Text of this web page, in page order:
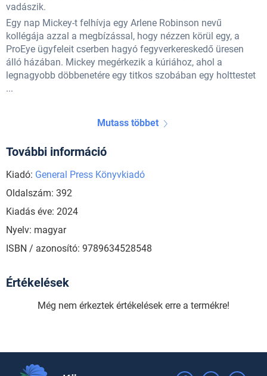
vadászik.
Egy nap Mickey-t felhívja egy Arlene Robinson nevű
kollégája azzal a megbízással, hogy nézzen körül egy, a
ProEye ügyfeleit cserben hagyó fegyverkereskedő üresen
álló házában. Mickey megérkezik a kúriához, ahol a
legnagyobb döbbenetére egy titkos szobában egy holttestet
...
Mutass többet
További információ
Kiadó: General Press Könyvkiadó
Oldalszám: 392
Kiadás éve: 2024
Nyelv: magyar
ISBN / azonosító: 9789634528548
Értékelések
Még nem érkeztek értékelések erre a termékre!